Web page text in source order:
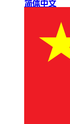
简体中文